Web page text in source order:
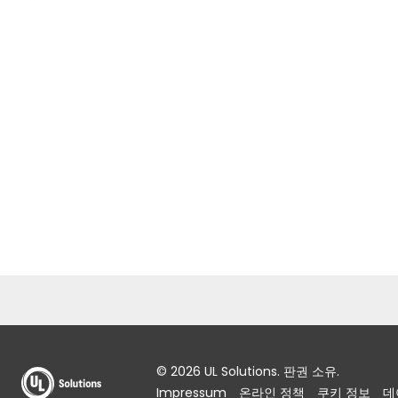
© 2026 UL Solutions. 판권 소유.
Impressum
온라인 정책 쿠키 정보